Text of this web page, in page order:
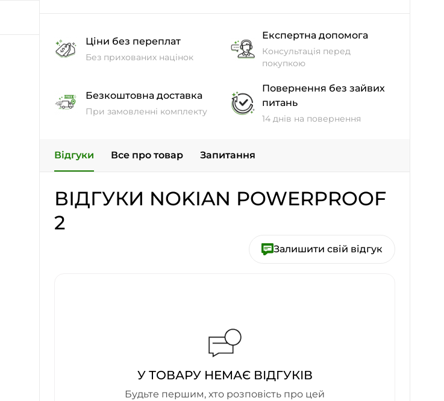
Ціни без переплат
Без прихованих націнок
Експертна допомога
Консультація перед
покупкою
Безкоштовна доставка
При замовленні комплекту
Повернення без зайвих
питань
14 днів на повернення
Відгуки Все про товар Запитання
ВІДГУКИ NOKIAN POWERPROOF
2
Залишити свій відгук
У ТОВАРУ НЕМАЄ ВІДГУКІВ
Будьте першим, хто розповість про цей